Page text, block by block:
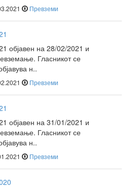
Превземи
објавен на 28/02/2021 и
Гласникот се
н..
Превземи
објавен на 31/01/2021 и
Гласникот се
н..
Превземи